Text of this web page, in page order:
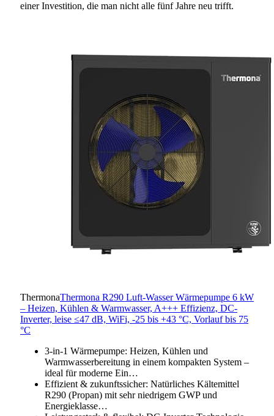
einer Investition, die man nicht alle fünf Jahre neu trifft.
ThermonaThermona R290 Luft-Wasser Wärmepumpe 6 kW
– Heizen, Kühlen & Warmwasser, A+++ Effizienz, DC-
Inverter, leise ≤47 dB, WiFi, -25 bis +43 °C, Vorlauf bis 75
°C
3-in-1 Wärmepumpe: Heizen, Kühlen und
Warmwasserbereitung in einem kompakten System –
ideal für moderne Ein…
Effizient & zukunftssicher: Natürliches Kältemittel
R290 (Propan) mit sehr niedrigem GWP und
Energieklasse…